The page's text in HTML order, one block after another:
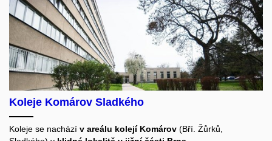
Koleje Komárov Sladkého
Koleje se nachází v areálu kolejí Komárov (Bří. Žůrků,